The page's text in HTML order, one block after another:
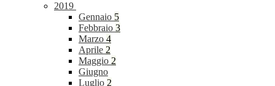
2019
Gennaio 5
Febbraio 3
Marzo 4
Aprile 2
Maggio 2
Giugno
Luglio 2